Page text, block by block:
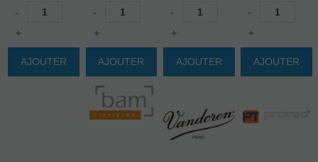
-
+
AJOUTER
-
+
AJOUTER
-
+
AJOUTER
-
+
AJOUTER